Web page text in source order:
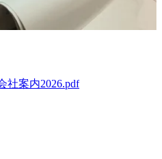
社案内2026.pdf